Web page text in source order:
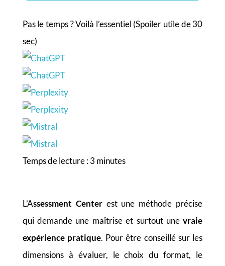
Pas le temps ? Voilà l’essentiel (Spoiler utile de 30
sec)
Temps de lecture :3 minutes
L’Assessment Centerest une méthode précise
qui demande une maîtrise et surtout unevraie
expérience pratique. Pour être conseillé sur les
dimensions à évaluer, le choix du format, le